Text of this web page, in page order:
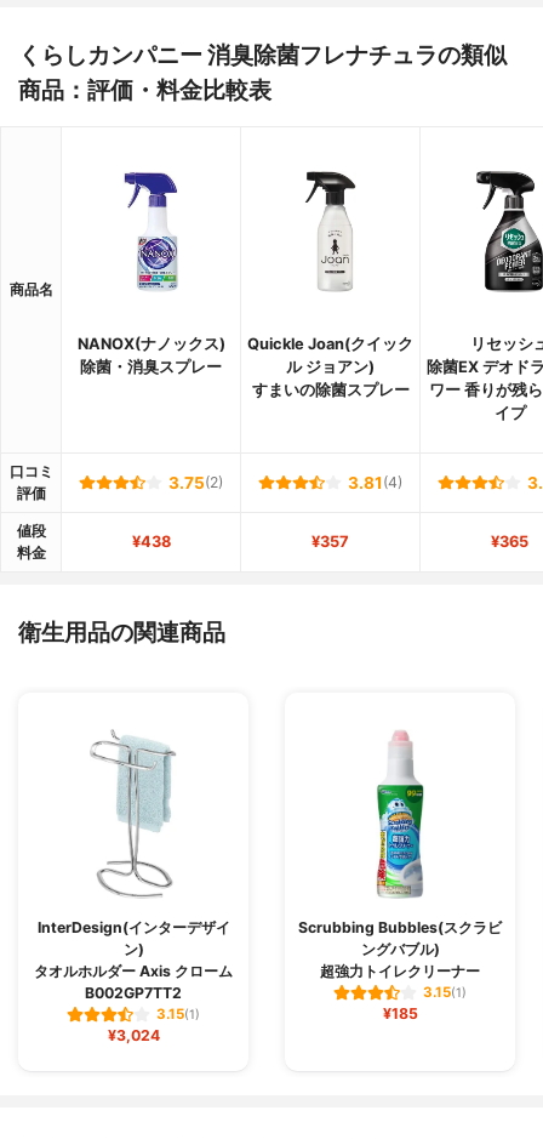
くらしカンパニー 消臭除菌フレナチュラの類似
商品：評価・料金比較表
商品名
NANOX(ナノックス)
除菌・消臭スプレー
Quickle Joan(クイック
ル ジョアン)
すまいの除菌スプレー
リセッシ
除菌EX デオド
ワー 香りが残
イプ
口コミ
評価
3.75(2) 3.81 (4)
値段
料金
¥438 ¥357 ¥365
衛生用品の関連商品
InterDesign(インターデザイ
ン)
タオルホルダー Axis クローム
B002GP7TT2
3.15(1)
¥3,024
Scrubbing Bubbles(スクラビ
ングバブル)
超強力トイレクリーナー
3.15(1)
¥185